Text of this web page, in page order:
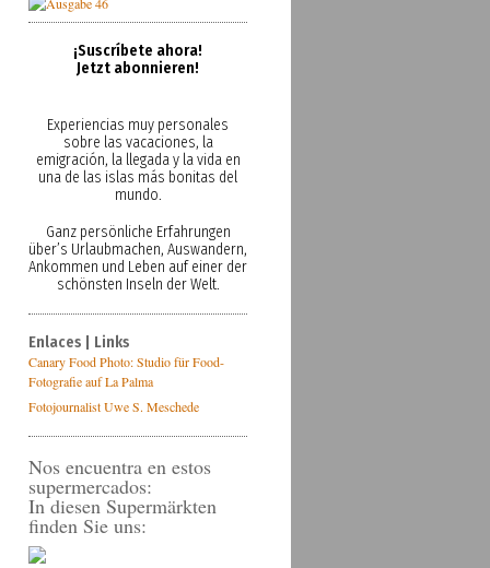
¡Suscríbete ahora!
Jetzt abonnieren!
Experiencias muy personales
sobre las vacaciones, la
emigración, la llegada y la vida en
una de las islas más bonitas del
mundo.
Ganz persönliche Erfahrungen
über’s Urlaubmachen, Auswandern,
Ankommen und Leben auf einer der
schönsten Inseln der Welt.
Enlaces | Links
Canary Food Photo: Studio für Food-
Fotografie auf La Palma
Fotojournalist Uwe S. Meschede
Nos encuentra en estos
supermercados:
In diesen Supermärkten
finden Sie uns: